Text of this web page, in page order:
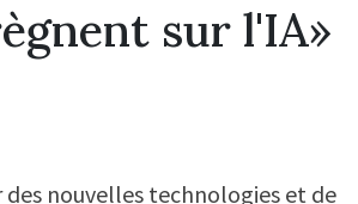
sur l'IA»
nouvelles technologies et de